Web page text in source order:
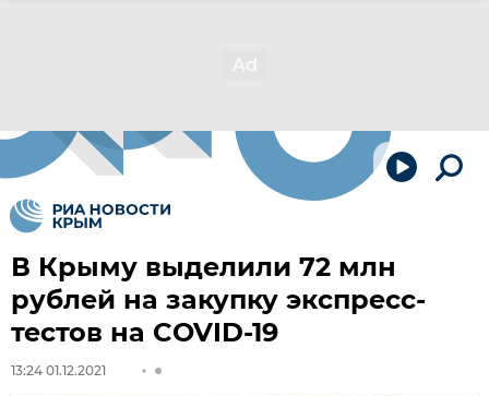
В Крыму выделили 72 млн
рублей на закупку экспресс-
тестов на COVID-19
13:24 01.12.2021